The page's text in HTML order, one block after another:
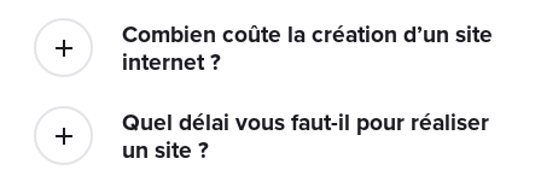
Combien coûte la création d’un site
internet ?
Quel délai vous faut-il pour réaliser
un site ?